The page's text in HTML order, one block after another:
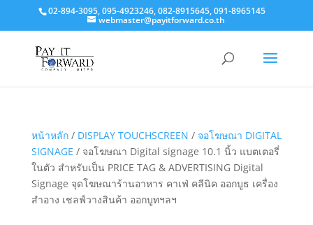
02-894-3095, 095-4923246, 082-8915645, 091-8965145
webmaster@payitforward.co.th
หน้าหลัก/ DISPLAY TOUCHSCREEN / จอโฆษณา DIGITAL
SIGNAGE / จอโฆษณา Digital signage 10.1 นิ้ว แบตเตอรี่
ในตัว สำหรับเป็น PRICE TAG & ADVERTISING Digital
Signage จุดโฆษณาร้านอาหาร คาเฟ่ คลีนิค ออกบูธ เครื่อง
สำอาง เชลฟ์วางสินค้า ออกบูทฯลฯ